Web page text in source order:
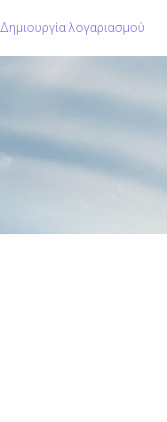
Δημιουργία λογαριασμού